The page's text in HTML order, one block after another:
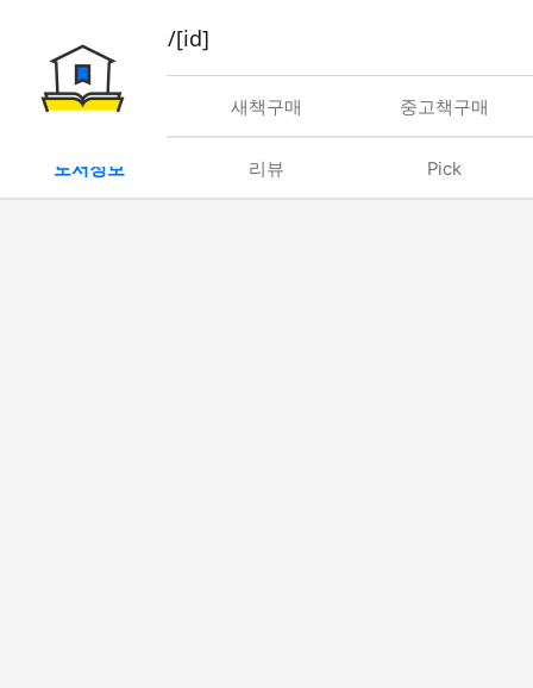
book/rent/[id]
대여 새책구매 중고책구매
도서정보 리뷰 Pick